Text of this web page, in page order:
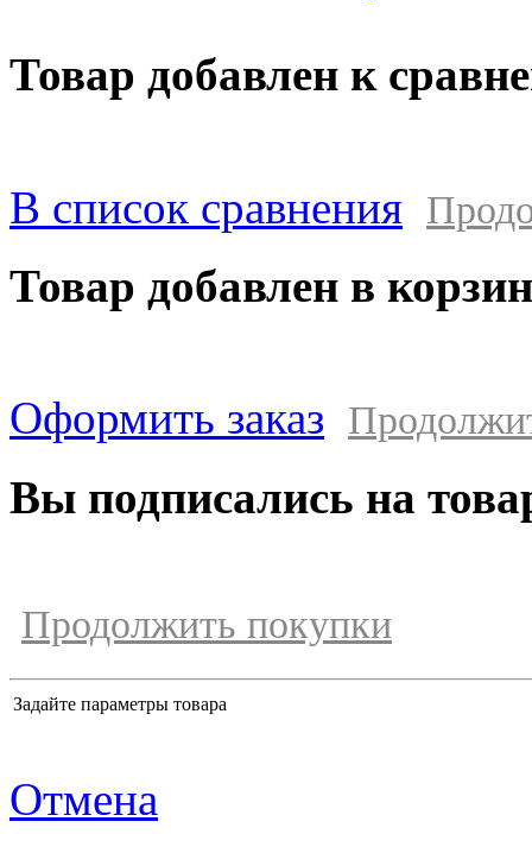
Товар добавлен к
В список сравнения
Товар добавлен в
Оформить заказ
Вы подписались на
Продолжить покупки
Задайте параметры товара
Отмена